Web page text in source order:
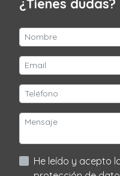
¿Tienes dudas?
He leído y acepto la información básica sobre